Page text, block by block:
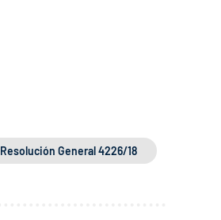
Resolución General 4226/18